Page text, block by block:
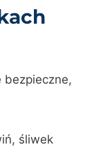
bezpieczne,
śliwek